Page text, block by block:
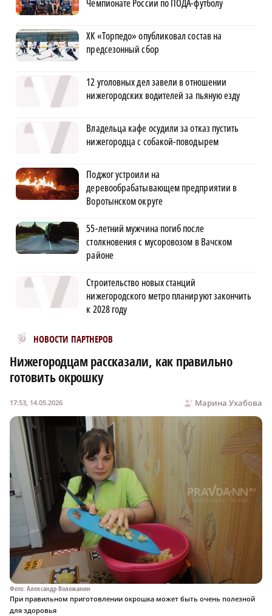
Чемпионате России по ПОДА-футболу
ХК «Торпедо» опубликовал состав на
предсезонный сбор
12 уголовных дел завели в отношении
нижегородских водителей за пьяную езду
Владельца кафе осудили за отказ пустить
нижегородца с собакой-поводырем
Поджог устроили на
деревообрабатывающем предприятии в
Воротынском округе
55-летний мужчина погиб после
столкновения с мусоровозом в Вачском
районе
Строительство новых станций
нижегородского метро планируют закончить
к 2028 году
НОВОСТИ ПАРТНЕРОВ
Новости МирТесен
Нижегородцам рассказали, как правильно
готовить окрошку
Марина Ухабова
17:53, 14.05.2026
Фото: Александр Воложанин
При правильном приготовлении окрошка может быть очень полезной
для здоровья